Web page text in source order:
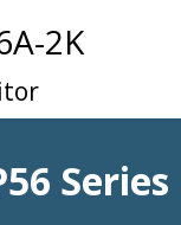
2K
Series